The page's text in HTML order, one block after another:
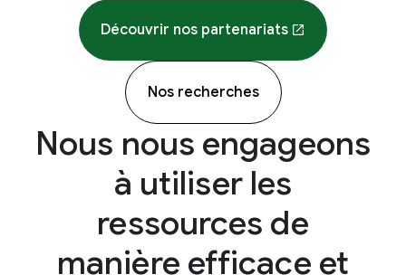
Découvrir nos partenariats
Nos recherches
Nous nous engageons
à utiliser les
ressources de
manière efficace et